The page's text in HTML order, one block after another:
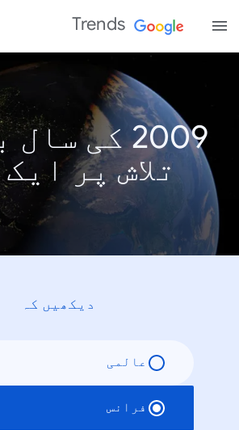
Trends
2009 کی
تلاش پر
دیکھیں کہ
عالمی
فرانس